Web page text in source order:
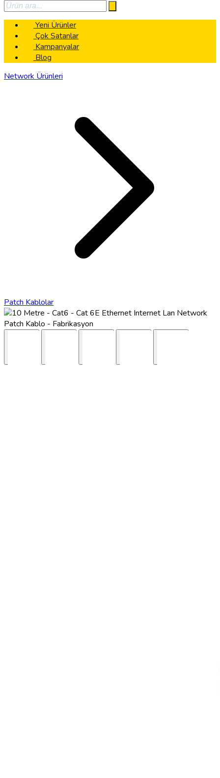
Yeni Ürünler
Çok Satanlar
Kampanyalar
Blog
Network Ürünleri
Patch Kablolar